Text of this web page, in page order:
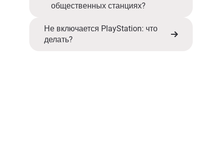
общественных станциях?
Не включается PlayStation: что
делать?